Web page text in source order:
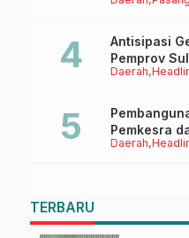
Daerah
Antisipasi
Pemprov
Ruang
Daerah
Pemkesra
Sulbar
TERBARU